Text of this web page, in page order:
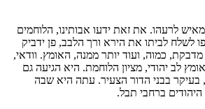
לרעהו. את זאת ידעו אבותינו, הלוחמים
לשלח לביתו את הירא ורך הלבב, פן ידביק
כמוה, ועוד יותר ממנה, האומץ. וודאי,
לב יהודי, מציון הלוחמת. היא הגיעה גם
בעיקר בבני הדור הצעיר. עתה היא שבה
היהודים ברחבי תבל.